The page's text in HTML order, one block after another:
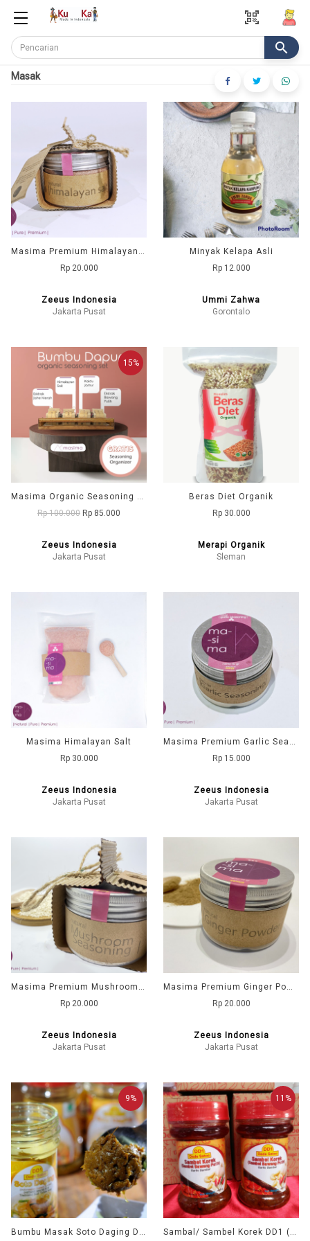
qr_code_scanner
search
Masak
Masima Premium Himalayan Salt 150gr
Rp 20.000
Zeeus Indonesia
Jakarta Pusat
Minyak Kelapa Asli
Rp 12.000
Ummi Zahwa
Gorontalo
15%
Masima Organic Seasoning Set / Paket Bumbu Dapur Masak Organik Lengkap - FREE Rak Bumbu Kayu
Rp 100.000 Rp 85.000
Zeeus Indonesia
Jakarta Pusat
Beras Diet Organik
Rp 30.000
Merapi Organik
Sleman
Masima Himalayan Salt
Rp 30.000
Zeeus Indonesia
Jakarta Pusat
Masima Premium Garlic Seasoning 70gr
Rp 15.000
Zeeus Indonesia
Jakarta Pusat
Masima Premium Mushroom Seasoning 70gr
Rp 20.000
Zeeus Indonesia
Jakarta Pusat
Masima Premium Ginger Powder 70gr
Rp 20.000
Zeeus Indonesia
Jakarta Pusat
9%
Bumbu Masak Soto Daging DD1 (Dede Satoe)
11%
Sambal/ Sambel Korek DD1 (Dede Satoe)